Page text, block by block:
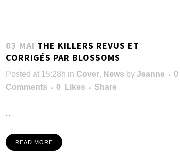
03 MAI THE KILLERS REVUS ET
CORRIGÉS PAR BLOSSOMS
Posted at 15:28h in Cover, News by Jeanne
0
Comments
0 Likes Share
...
READ MORE